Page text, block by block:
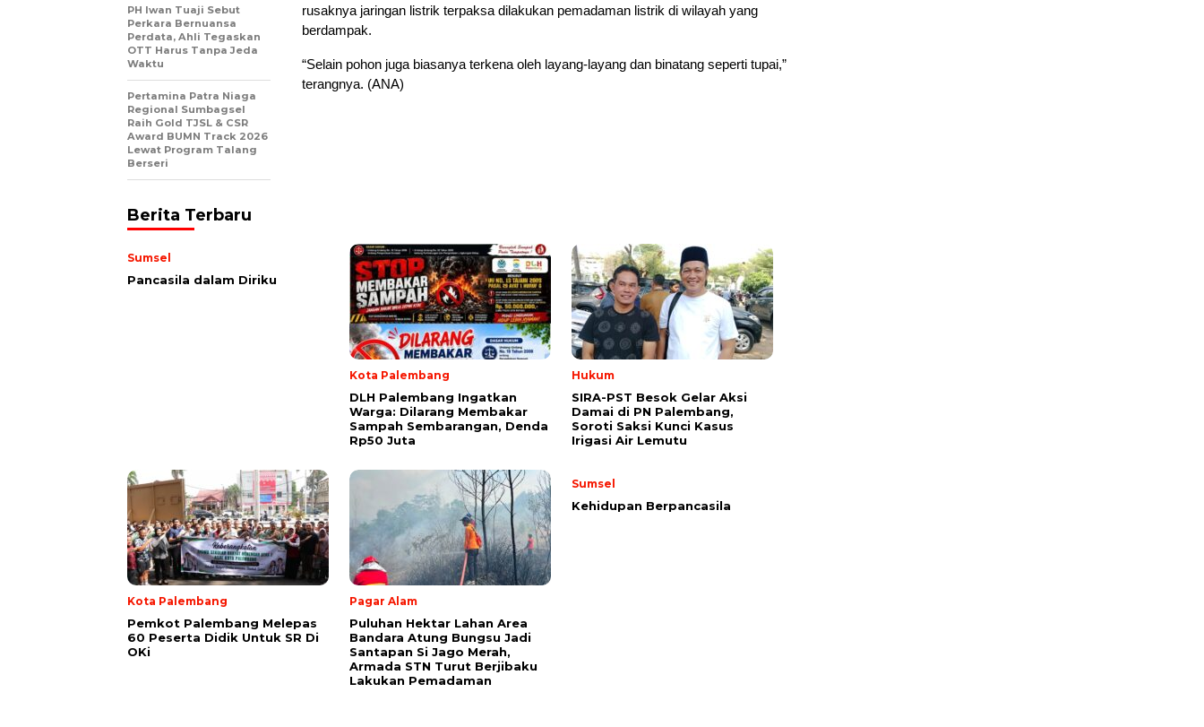
rusaknya jaringan listrik terpaksa dilakukan pemadaman listrik di wilayah yang
berdampak.
“Selain pohon juga biasanya terkena oleh layang-layang dan binatang seperti tupai,”
terangnya. (ANA)
PH Iwan Tuaji Sebut
Perkara Bernuansa
Perdata, Ahli Tegaskan
OTT Harus Tanpa Jeda
Waktu
Pertamina Patra Niaga
Regional Sumbagsel
Raih Gold TJSL & CSR
Award BUMN Track 2026
Lewat Program Talang
Berseri
Berita Terbaru
Sumsel
Pancasila dalam Diriku
Kota Palembang
DLH Palembang Ingatkan
Warga: Dilarang Membakar
Sampah Sembarangan, Denda
Rp50 Juta
Hukum
SIRA-PST Besok Gelar Aksi
Damai di PN Palembang,
Soroti Saksi Kunci Kasus
Irigasi Air Lemutu
Kota Palembang
Pemkot Palembang Melepas
60 Peserta Didik Untuk SR Di
OKi
Pagar Alam
Puluhan Hektar Lahan Area
Bandara Atung Bungsu Jadi
Santapan Si Jago Merah,
Armada STN Turut Berjibaku
Lakukan Pemadaman
Sumsel
Kehidupan Berpancasila